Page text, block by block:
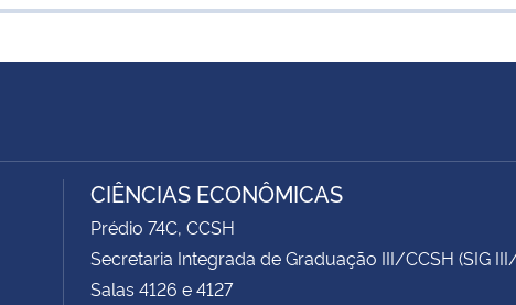
CIÊNCIAS ECONÔMICAS
Prédio 74C, CCSH
Secretaria Integrada de Graduação III/CCSH (SIG
Salas 4126 e 4127